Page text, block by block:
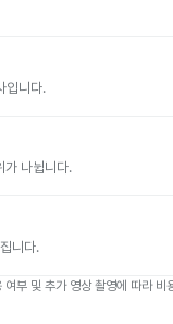
입니다.
가 나뉩니다.
니다.
부 및 추가 영상 촬영에 따라 비